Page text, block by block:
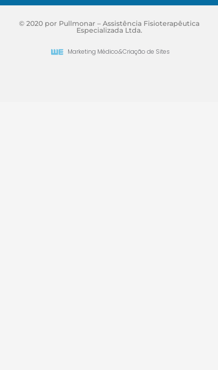
© 2020 por Pullmonar – Assistência Fisioterapêutica
Especializada Ltda.
Marketing Médico&Criação de Sites